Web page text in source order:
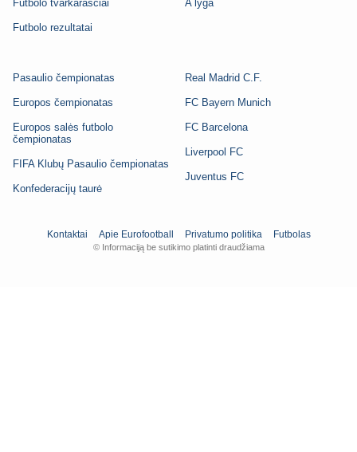
Futbolo tvarkarasciai
Futbolo rezultatai
A lyga
Pasaulio čempionatas
Europos čempionatas
Europos salės futbolo
čempionatas
FIFA Klubų Pasaulio čempionatas
Konfederacijų taurė
Real Madrid C.F.
FC Bayern Munich
FC Barcelona
Liverpool FC
Juventus FC
Kontaktai Apie Eurofootball Privatumo politika Futbolas
© Informaciją be sutikimo platinti draudžiama